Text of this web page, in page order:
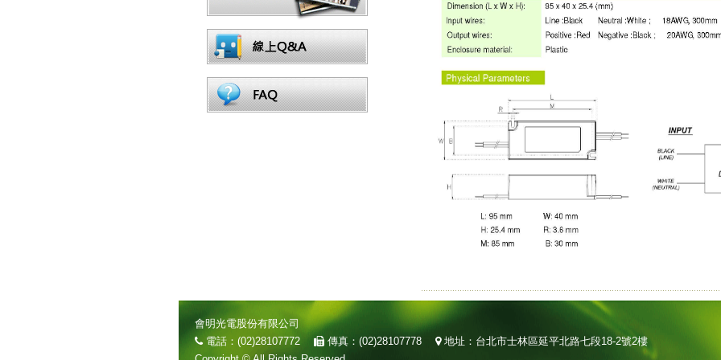
會明光電股份有限公司
電話：(02)28107772
傳真：(02)28107778
地址：台北市士林區延平北路七段18-2號2樓